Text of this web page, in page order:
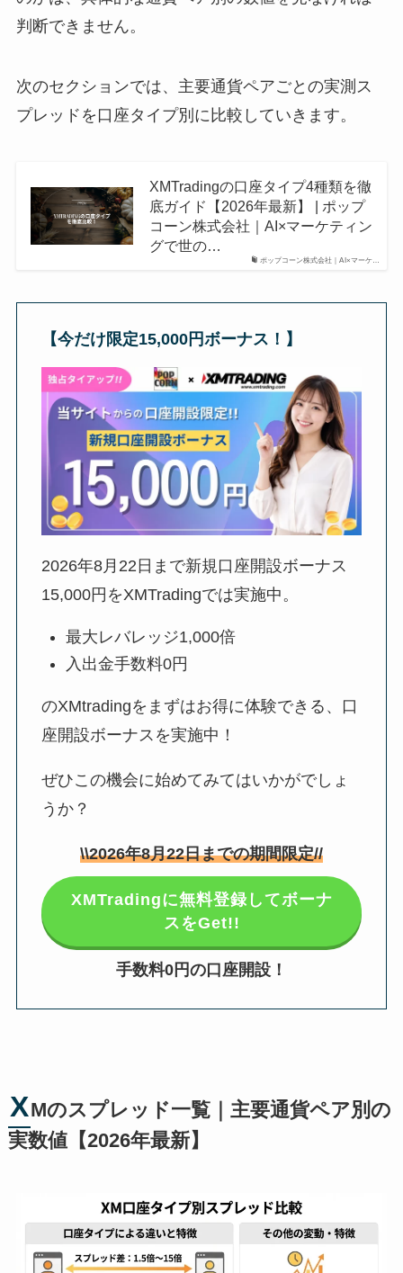
判断できません。
次のセクションでは、主要通貨ペアごとの実測ス
プレッドを口座タイプ別に比較していきます。
ポップコーン株式会社｜AI×マーケ…
XMTradingの口座タイプ4種類を徹
底ガイド【2026年最新】 | ポップ
コーン株式会社｜AI×マーケティン
グで世の…
【今だけ限定15,000円ボーナス！】
2026年8月22日 まで新規口座開設ボーナス
15,000円をXMTradingでは実施中。
最大レバレッジ1,000倍
入出金手数料0円
のXMtradingをまずはお得に体験できる、口
座開設ボーナスを実施中！
ぜひこの機会に始めてみてはいかがでしょ
うか？
\\2026年8月22日までの期間限定//
XMTradingに無料登録してボーナ
スをGet!!
手数料0円の口座開設！
XMのスプレッド一覧｜主要通貨ペア別の
実数値【2026年最新】